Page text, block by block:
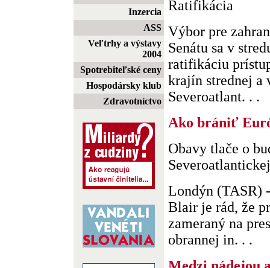
Inzercia
ASS
Veľtrhy a výstavy
2004
Spotrebiteľské ceny
Hospodársky klub
Zdravotníctvo
Ratifikácia
Výbor pre
Senátu sa v
ratifikáciu
krajín strednej a
Severoatlant. . .
Ako brániť
Obavy tlače o
Londýn (TASR)
Blair je rád, že
zameraný na
obrannej in. . .